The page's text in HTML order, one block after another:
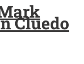
Cluedo